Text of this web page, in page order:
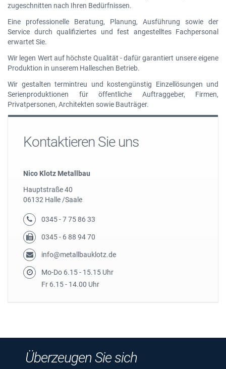
zugeschnitten nach Ihren Bedürfnissen.
Eine professionelle Beratung, Planung, Ausführung sowie der
Service durch qualifiziertes und fest angestelltes Fachpersonal
erwartet Sie.
Wir legen Wert auf höchste Qualität - dafür garantiert unsere eigene
Produktion in unserem Halleschen Betrieb.
Wir gestalten termintreu und kostengünstig Einzellösungen und
Serienproduktionen für öffentliche Auftraggeber, Firmen,
Privatpersonen, Architekten sowie Bauträger.
Kontaktieren Sie uns
Nico Klotz Metallbau
Hauptstraße 40
06132 Halle /Saale
0345 - 7 75 86 33
0345 - 6 88 94 70
info@metallbauklotz.de
Mo-Do 6.15 - 15.15 Uhr
Fr 6.15 - 14.00 Uhr
Überzeugen Sie sich